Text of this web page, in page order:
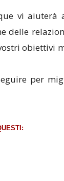
vi aiuterà
delle
obiettivi
per